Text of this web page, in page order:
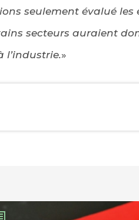
seulement évalué
secteurs auraient
»